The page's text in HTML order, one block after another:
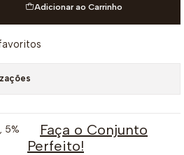
Adicionar ao Carrinho
5%
Faça o Conjunto
Perfeito!